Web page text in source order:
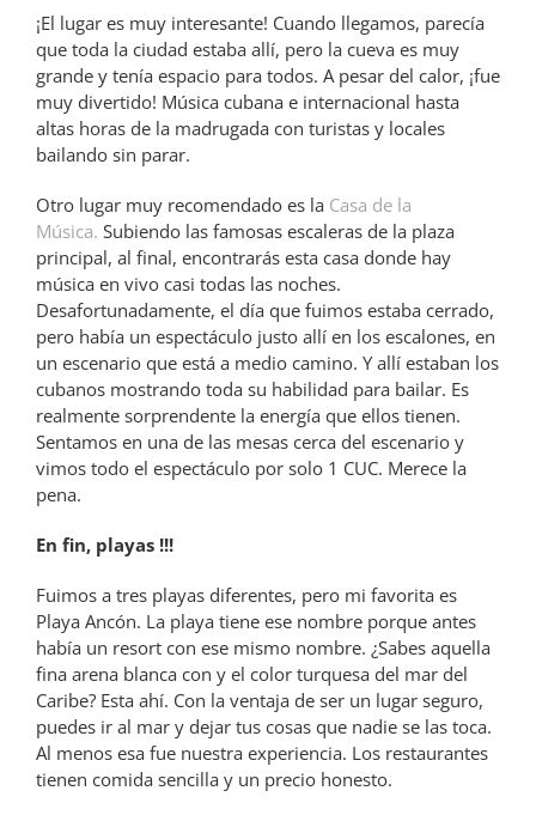
¡El lugar es muy interesante! Cuando llegamos, parecía
que toda la ciudad estaba allí, pero la cueva es muy
grande y tenía espacio para todos. A pesar del calor, ¡fue
muy divertido! Música cubana e internacional hasta
altas horas de la madrugada con turistas y locales
bailando sin parar.
Otro lugar muy recomendado es la Casa de la
Música. Subiendo las famosas escaleras de la plaza
principal, al final, encontrarás esta casa donde hay
música en vivo casi todas las noches.
Desafortunadamente, el día que fuimos estaba cerrado,
pero había un espectáculo justo allí en los escalones, en
un escenario que está a medio camino. Y allí estaban los
cubanos mostrando toda su habilidad para bailar. Es
realmente sorprendente la energía que ellos tienen.
Sentamos en una de las mesas cerca del escenario y
vimos todo el espectáculo por solo 1 CUC. Merece la
pena.
En fin, playas !!!
Fuimos a tres playas diferentes, pero mi favorita es
Playa Ancón. La playa tiene ese nombre porque antes
había un resort con ese mismo nombre. ¿Sabes aquella
fina arena blanca con y el color turquesa del mar del
Caribe? Esta ahí. Con la ventaja de ser un lugar seguro,
puedes ir al mar y dejar tus cosas que nadie se las toca.
Al menos esa fue nuestra experiencia. Los restaurantes
tienen comida sencilla y un precio honesto.